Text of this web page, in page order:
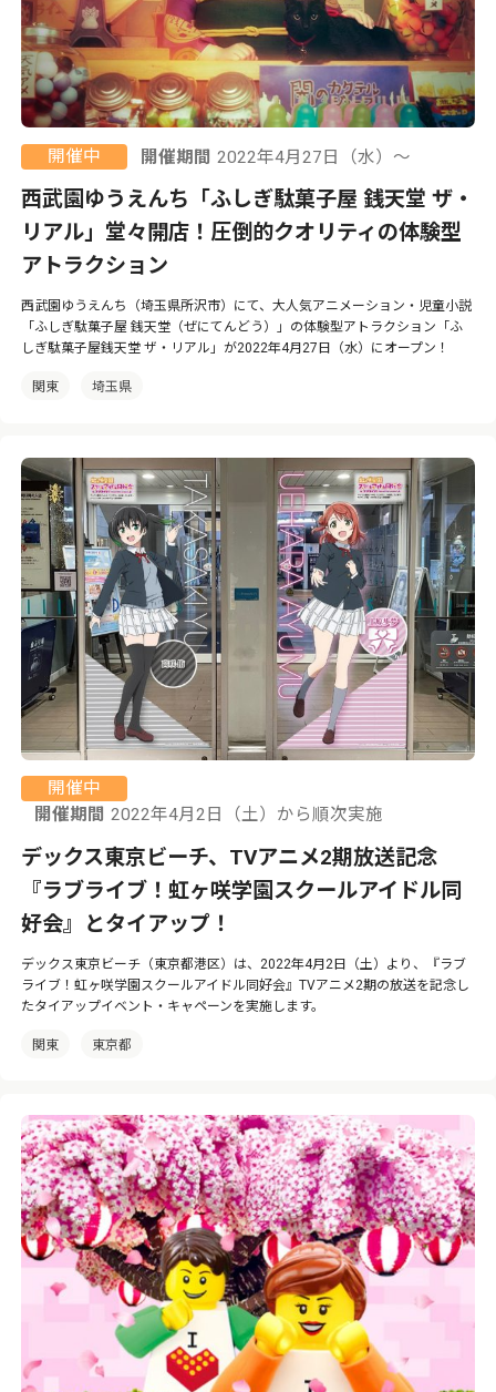
開催中 開催期間 2022年4月27日（水）〜
西武園ゆうえんち「ふしぎ駄菓子屋 銭天堂 ザ・
リアル」堂々開店！圧倒的クオリティの体験型
アトラクション
西武園ゆうえんち（埼玉県所沢市）にて、大人気アニメーション・児童小説
「ふしぎ駄菓子屋 銭天堂（ぜにてんどう）」の体験型アトラクション「ふ
しぎ駄菓子屋銭天堂 ザ・リアル」が2022年4月27日（水）にオープン！
関東 埼玉県
開催中
開催期間 2022年4月2日（土）から順次実施
デックス東京ビーチ、TVアニメ2期放送記念
『ラブライブ！虹ヶ咲学園スクールアイドル同
好会』とタイアップ！
デックス東京ビーチ（東京都港区）は、2022年4月2日（土）より、『ラブ
ライブ！虹ヶ咲学園スクールアイドル同好会』TVアニメ2期の放送を記念し
たタイアップイベント・キャペーンを実施します。
関東 東京都